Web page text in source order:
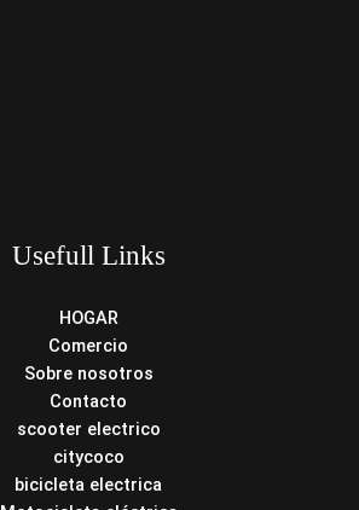
Usefull Links
HOGAR
Comercio
Sobre nosotros
Contacto
scooter electrico
citycoco
bicicleta electrica